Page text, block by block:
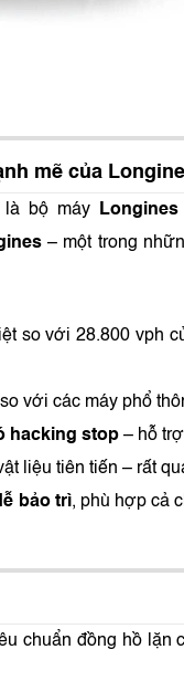
mẽ của
là bộ máy
– một trong
so với 28.800 vph
với các máy phổ
hacking stop – hỗ
liệu tiên tiến – rất
bảo trì, phù hợp cả
chuẩn đồng hồ lặn